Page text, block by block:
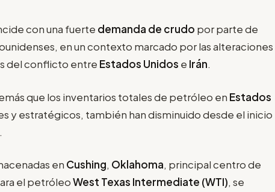
con una fuerte demanda de crudo por parte de
en un contexto marcado por las alteraciones
del conflicto entre Estados Unidos e Irán.
que los inventarios totales de petróleo en Estados
y estratégicos, también han disminuido desde el inicio
en Cushing, Oklahoma, principal centro de
el petróleoWest Texas Intermediate (WTI), se